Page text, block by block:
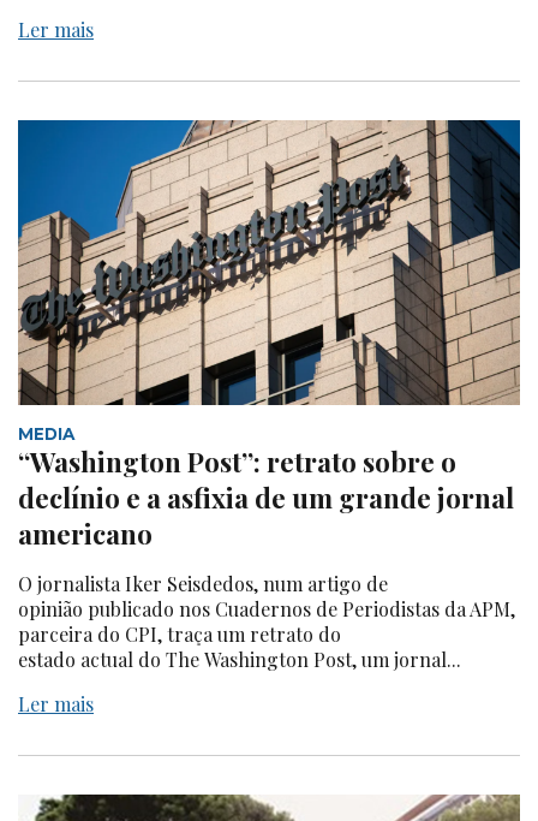
Ler mais
MEDIA
“Washington Post”: retrato sobre o
declínio e a asfixia de um grande jornal
americano
O jornalista Iker Seisdedos, num artigo de
opinião publicado nos Cuadernos de Periodistas da APM,
parceira do CPI, traça um retrato do
estado actual do The Washington Post, um jornal...
Ler mais